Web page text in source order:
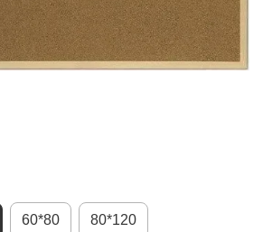
60*80 80*120